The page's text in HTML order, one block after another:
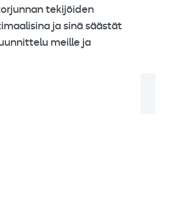
tekijöiden
ja sinä säästät
meille ja